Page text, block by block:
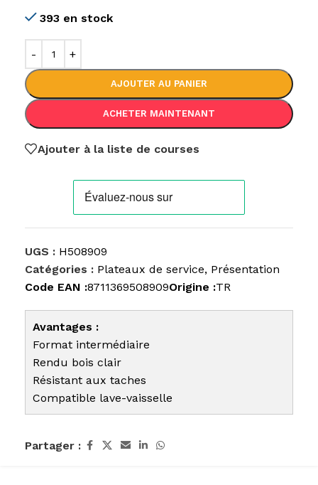
393 en stock
AJOUTER AU PANIER
ACHETER MAINTENANT
Ajouter à la liste de courses
UGS : H508909
Catégories : Plateaux de service, Présentation
Code EAN :8711369508909Origine :TR
Avantages :
Format intermédiaire
Rendu bois clair
Résistant aux taches
Compatible lave-vaisselle
Partager :